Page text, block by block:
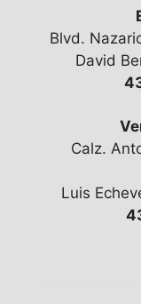
Blvd.
David
Calz.
Luis